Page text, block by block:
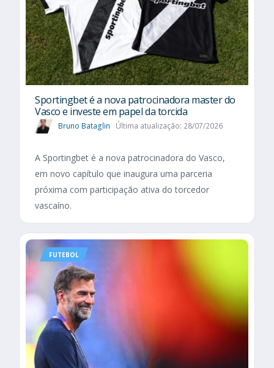
Sportingbet é a nova patrocinadora master do
Vasco e investe em papel da torcida
Bruno Bataglin Última atualização: 28/07/2026
A Sportingbet é a nova patrocinadora do Vasco,
em novo capítulo que inaugura uma parceria
próxima com participação ativa do torcedor
vascaíno.
FUTEBOL